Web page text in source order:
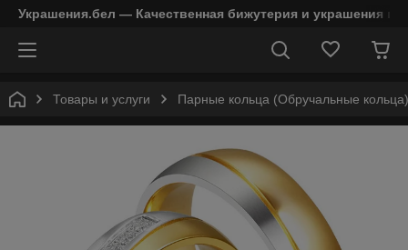
Украшения.бел — Качественная бижутерия и украшения в
Товары и услуги Парные кольца (Обручальные кольца)